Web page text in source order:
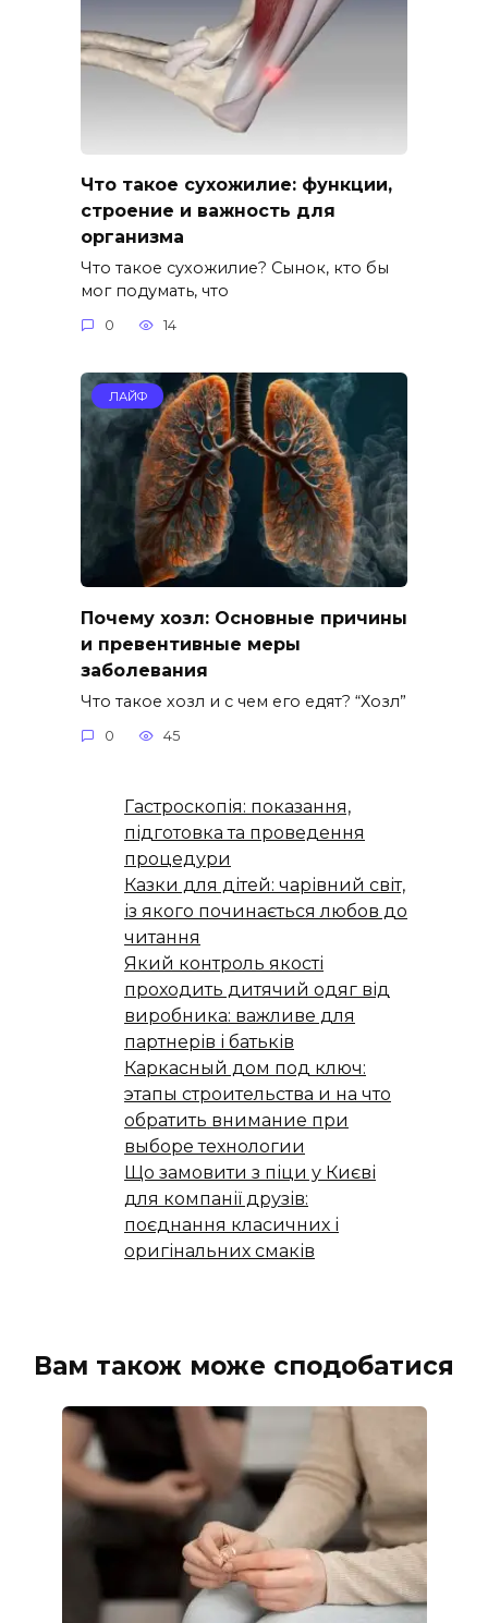
Что такое сухожилие: функции,
строение и важность для
организма
Что такое сухожилие? Сынок, кто бы
мог подумать, что
0 14
ЛАЙФ
Почему хозл: Основные причины
и превентивные меры
заболевания
Что такое хозл и с чем его едят? “Хозл”
0 45
Гастроскопія: показання,
підготовка та проведення
процедури
Казки для дітей: чарівний світ,
із якого починається любов до
читання
Який контроль якості
проходить дитячий одяг від
виробника: важливе для
партнерів і батьків
Каркасный дом под ключ:
этапы строительства и на что
обратить внимание при
выборе технологии
Що замовити з піци у Києві
для компанії друзів:
поєднання класичних і
оригінальних смаків
Вам також може сподобатися